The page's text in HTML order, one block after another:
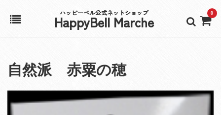
ハッピーベル公式ネットショップ
HappyBell Marche 0
アカウント
自然派 赤粟の穂